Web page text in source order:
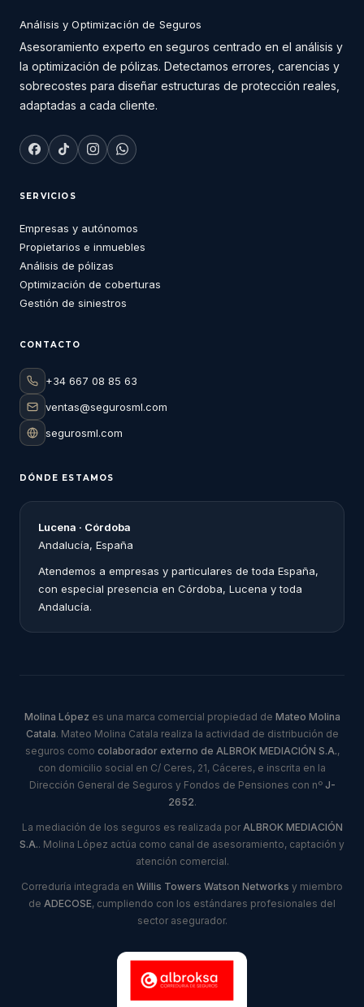
Análisis y Optimización de Seguros
Asesoramiento experto en seguros centrado en el análisis y
la optimización de pólizas. Detectamos errores, carencias y
sobrecostes para diseñar estructuras de protección reales,
adaptadas a cada cliente.
SERVICIOS
Empresas y autónomos
Propietarios e inmuebles
Análisis de pólizas
Optimización de coberturas
Gestión de siniestros
CONTACTO
+34 667 08 85 63
ventas@segurosml.com
segurosml.com
DÓNDE ESTAMOS
Lucena · Córdoba
Andalucía, España
Atendemos a empresas y particulares de toda España,
con especial presencia en Córdoba, Lucena y toda
Andalucía.
Molina López es una marca comercial propiedad de Mateo Molina
Catala. Mateo Molina Catala realiza la actividad de distribución de
seguros como colaborador externo de ALBROK MEDIACIÓN S.A.,
con domicilio social en C/ Ceres, 21, Cáceres, e inscrita en la
Dirección General de Seguros y Fondos de Pensiones con nº J-
2652.
La mediación de los seguros es realizada por ALBROK MEDIACIÓN
S.A.. Molina López actúa como canal de asesoramiento, captación y
atención comercial.
Correduría integrada en Willis Towers Watson Networks y miembro
de ADECOSE, cumpliendo con los estándares profesionales del
sector asegurador.